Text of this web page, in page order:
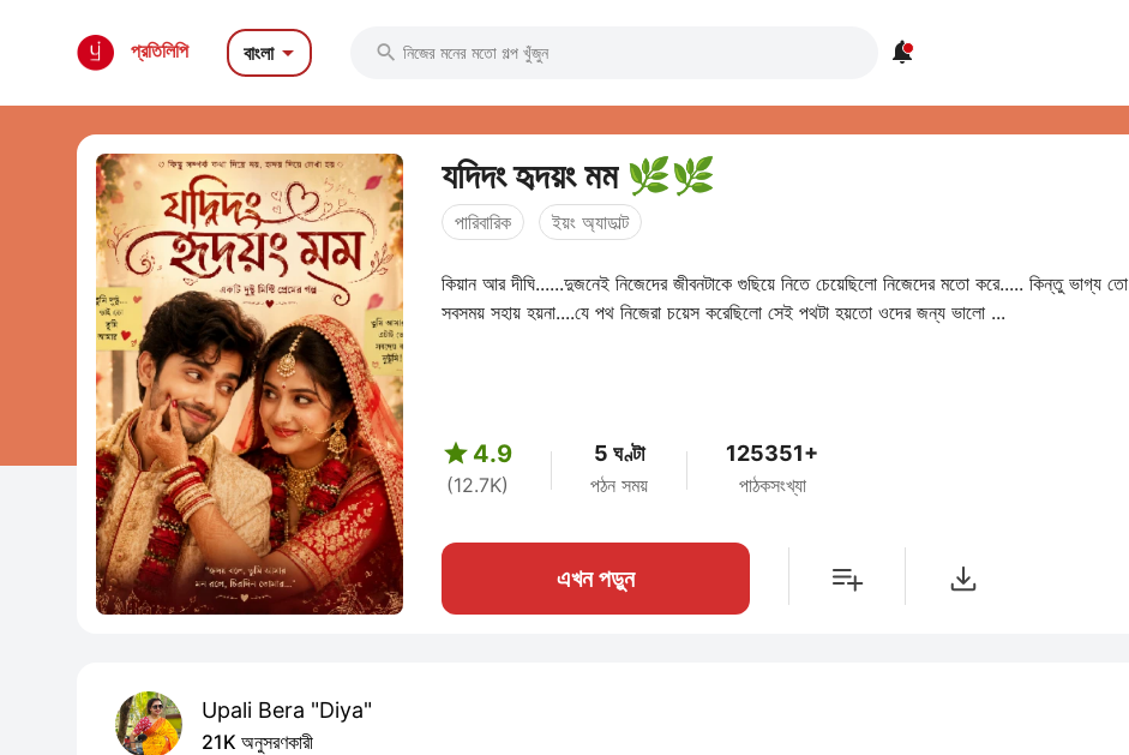
প্রতিলিপি বাংলা  
যদিদং হৃদয়ং মম 🌿🌿
পারিবারিক ইয়ং অ্যাডাল্ট
কিয়ান আর দীঘি......দুজনেই নিজেদের জীবনটাকে গুছিয়ে নিতে চেয়েছিলো নিজেদের মতো করে..... কিন্তু ভাগ্য তো
সবসময় সহায় হয়না....যে পথ নিজেরা চয়েস করেছিলো সেই পথটা হয়তো ওদের জন্য ভালো ...
 4.9
(12.7K)
5 ঘণ্টা
পঠন সময়
125351+
পাঠকসংখ্যা
এখন পড়ুন
Upali Bera "Diya"
21K অনুসরণকারী